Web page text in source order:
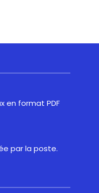
en format PDF
par la poste.